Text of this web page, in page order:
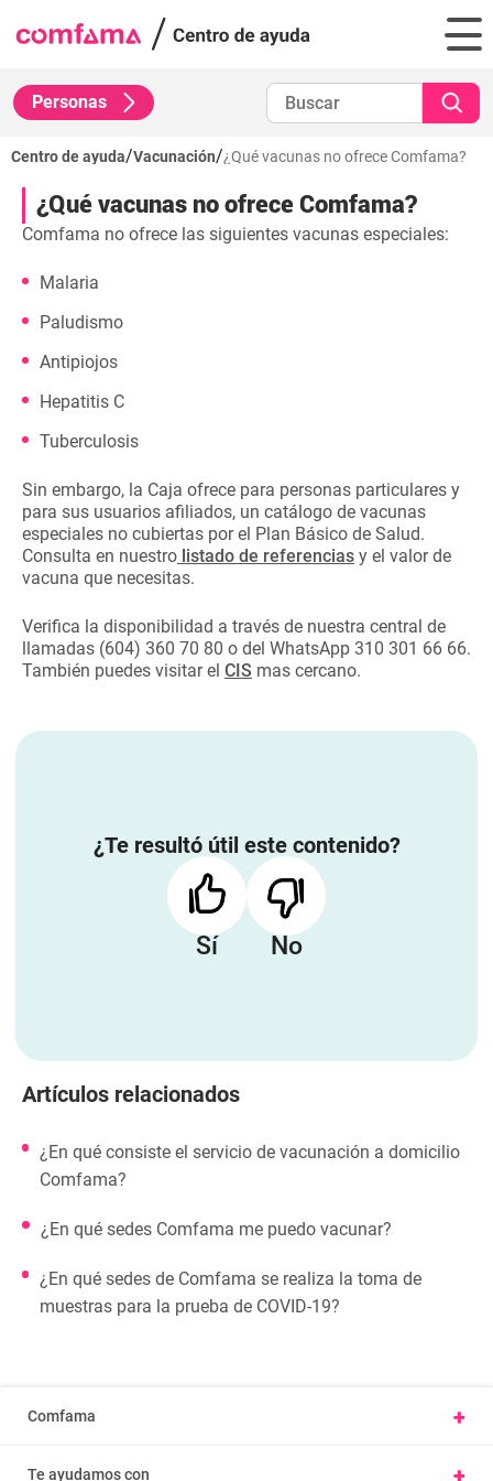
Personas
Centro de ayuda/Vacunación/¿Qué vacunas no ofrece Comfama?
¿Qué vacunas no ofrece Comfama?
Comfama no ofrece las siguientes vacunas especiales:
Malaria
Paludismo
Antipiojos
Hepatitis C
Tuberculosis
Sin embargo, la Caja ofrece para personas particulares y
para sus usuarios afiliados, un catálogo de vacunas
especiales no cubiertas por el Plan Básico de Salud.
Consulta en nuestro listado de referencias y el valor de
vacuna que necesitas.
Verifica la disponibilidad a través de nuestra central de
llamadas (604) 360 70 80 o del WhatsApp 310 301 66 66.
También puedes visitar el CIS mas cercano.
¿Te resultó útil este contenido?
Sí No
Artículos relacionados
¿En qué consiste el servicio de vacunación a domicilio
Comfama?
¿En qué sedes Comfama me puedo vacunar?
¿En qué sedes de Comfama se realiza la toma de
muestras para la prueba de COVID-19?
Comfama +
Te ayudamos con +